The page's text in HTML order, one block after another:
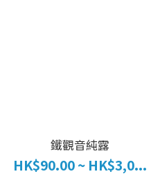
鐵觀音純露
HK$90.00 ~ HK$3,0...